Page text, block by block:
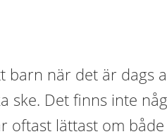
barn när det är dags
ske. Det finns inte
oftast lättast om